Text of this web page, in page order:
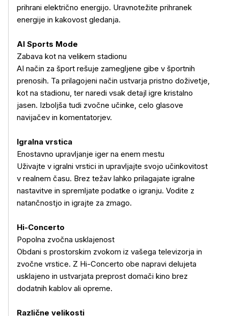
prihrani električno energijo. Uravnotežite prihranek
energije in kakovost gledanja.
AI Sports Mode
Zabava kot na velikem stadionu
AI način za šport rešuje zamegljene gibe v športnih
prenosih. Ta prilagojeni način ustvarja pristno doživetje,
kot na stadionu, ter naredi vsak detajl igre kristalno
jasen. Izboljša tudi zvočne učinke, celo glasove
navijačev in komentatorjev.
Igralna vrstica
Enostavno upravljanje iger na enem mestu
Uživajte v igralni vrstici in upravljajte svojo učinkovitost
v realnem času. Brez težav lahko prilagajate igralne
nastavitve in spremljate podatke o igranju. Vodite z
natančnostjo in igrajte za zmago.
Hi-Concerto
Popolna zvočna usklajenost
Obdani s prostorskim zvokom iz vašega televizorja in
zvočne vrstice. Z Hi-Concerto obe napravi delujeta
usklajeno in ustvarjata preprost domači kino brez
dodatnih kablov ali opreme.
Različne velikosti